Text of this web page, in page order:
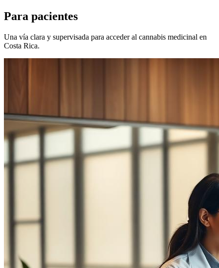
Para pacientes
Una vía clara y supervisada para acceder al cannabis medicinal en
Costa Rica.